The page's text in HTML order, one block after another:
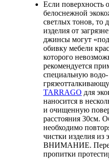
Если поверхность
белоснежной
светлых тонов, то
изделия от
джинсы могут
обивку мебели
которого
рекомендуется
специальную
TARRAGO для
наносится в
и очищенную
расстояния 30см.
необходимо
чистки изделия из
ВНИМАНИЕ.
пропитки